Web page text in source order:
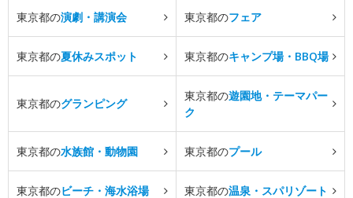
東京都の演劇・講演会 東京都のフェア
東京都の夏休みスポット 東京都のキャンプ場・BBQ場
東京都のグランピング
東京都の遊園地・テーマパー
ク
東京都の水族館・動物園 東京都のプール
東京都のビーチ・海水浴場 東京都の温泉・スパリゾート